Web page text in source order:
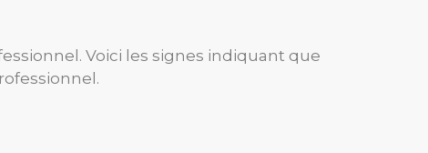
Voici les signes indiquant que